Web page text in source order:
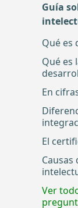
Guía
Qué es
Qué es
En
El
Causas
Ver